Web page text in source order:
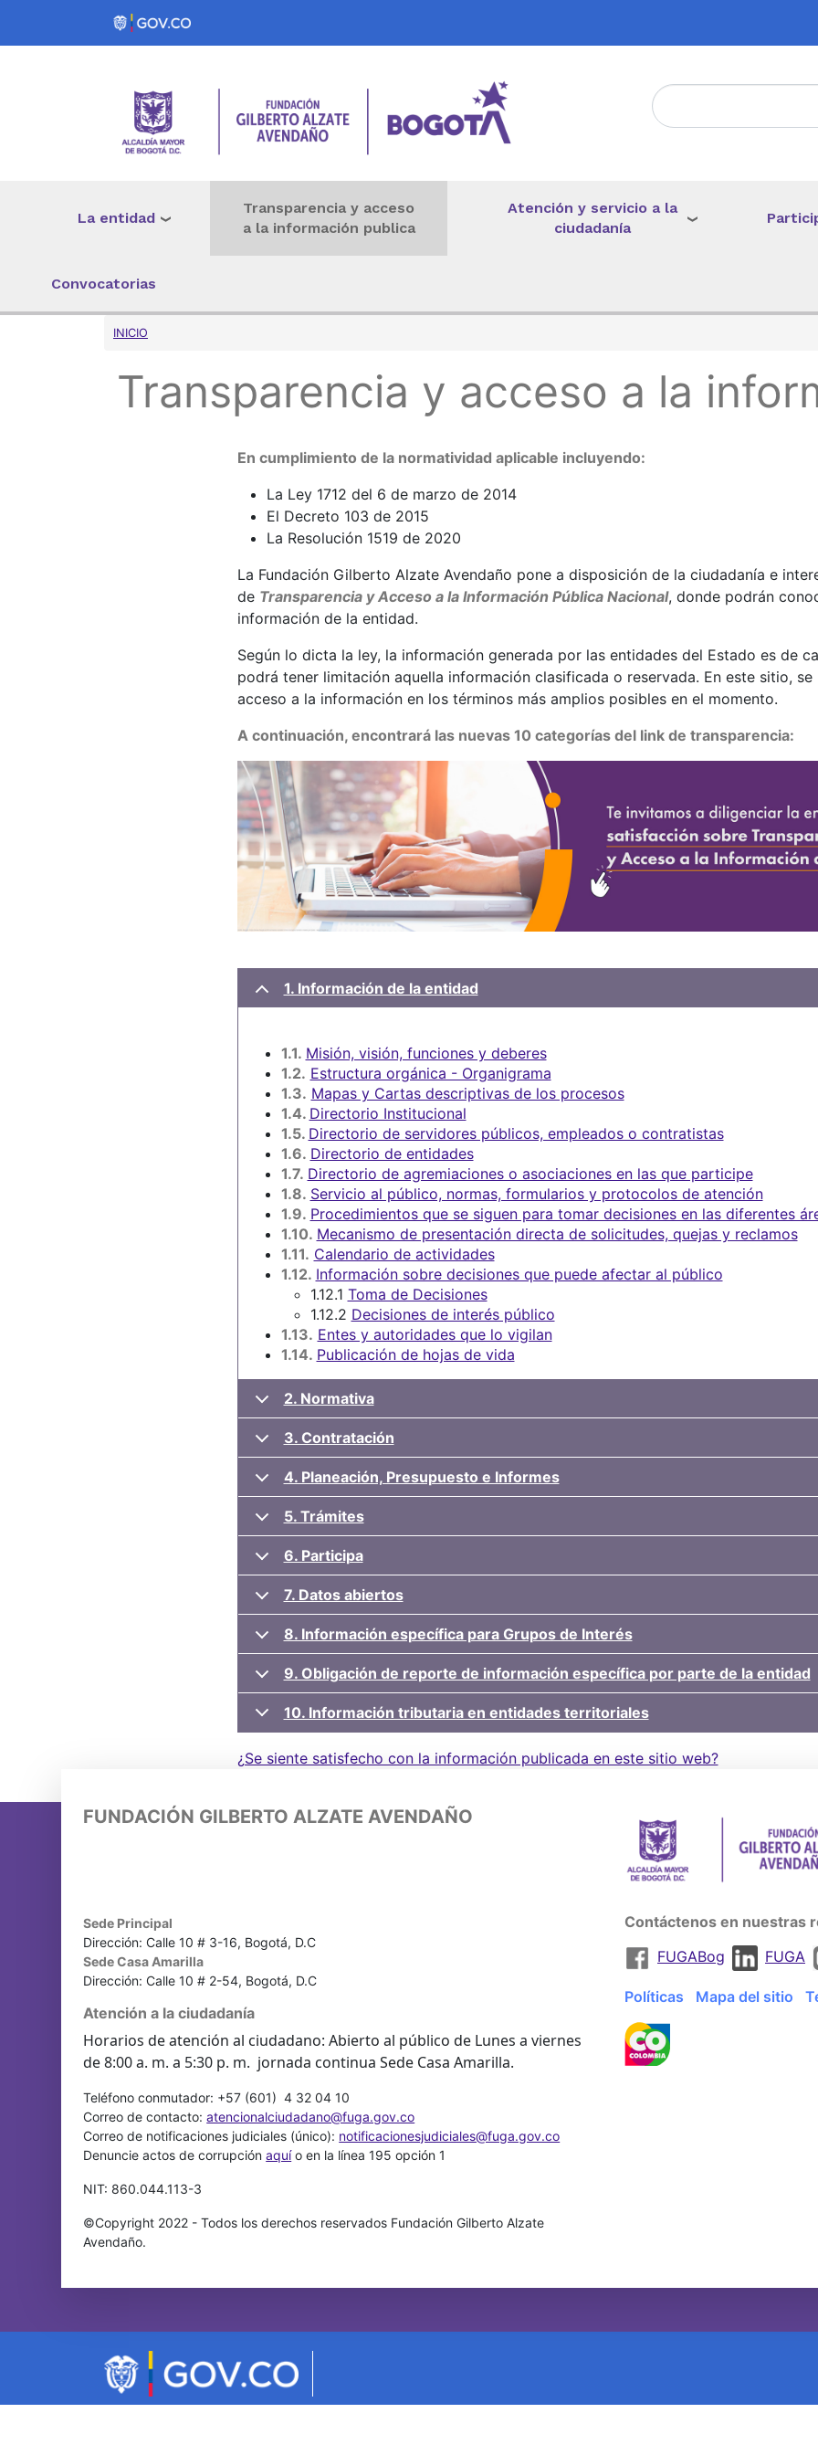
Pasar al contenido principal
La entidad
Transparencia y acceso
a la información publica
Atención y servicio a la
ciudadanía
Convocatorias
Sobrescribir enlaces de ayuda a la navegación
INICIO
Transparencia y acceso a la
En cumplimiento de la normatividad aplicable incluyendo:
La Ley 1712 del 6 de marzo de 2014
El Decreto 103 de 2015
La Resolución 1519 de 2020
La Fundación Gilberto Alzate Avendaño pone a disposición de la ciudadanía e
de Transparencia y Acceso a la Información Pública Nacional, donde podrán
información de la entidad.
Según lo dicta la ley, la información generada por las entidades del Estado es de
podrá tener limitación aquella información clasificada o reservada. En este sitio,
acceso a la información en los términos más amplios posibles en el momento.
A continuación, encontrará las nuevas 10 categorías del link de transparencia:
1. Información de la entidad
1.1. Misión, visión, funciones y deberes
1.2. Estructura orgánica - Organigrama
1.3. Mapas y Cartas descriptivas de los procesos
1.4. Directorio Institucional
1.5. Directorio de servidores públicos, empleados o contratistas
1.6. Directorio de entidades
1.7. Directorio de agremiaciones o asociaciones en las que participe
1.8. Servicio al público, normas, formularios y protocolos de atención
1.9. Procedimientos que se siguen para tomar decisiones en las diferentes
1.10. Mecanismo de presentación directa de solicitudes, quejas y reclamos
1.11. Calendario de actividades
1.12. Información sobre decisiones que puede afectar al público
1.12.1 Toma de Decisiones
1.12.2 Decisiones de interés público
1.13. Entes y autoridades que lo vigilan
1.14. Publicación de hojas de vida
2. Normativa
3. Contratación
4. Planeación, Presupuesto e Informes
5. Trámites
6. Participa
7. Datos abiertos
8. Información específica para Grupos de Interés
9. Obligación de reporte de información específica por parte de la entidad
10. Información tributaria en entidades territoriales
¿Se siente satisfecho con la información publicada en este sitio web?
FUNDACIÓN GILBERTO ALZATE AVENDAÑO
Sede Principal
Dirección: Calle 10 # 3-16, Bogotá, D.C
Sede Casa Amarilla
Dirección: Calle 10 # 2-54, Bogotá, D.C
Atención a la ciudadanía
Horarios de atención al ciudadano: Abierto al público de Lunes a viernes
de 8:00 a. m. a 5:30 p. m. jornada continua Sede Casa Amarilla.
Teléfono conmutador: +57 (601) 4 32 04 10
Correo de contacto:atencionalciudadano@fuga.gov.co
Correo de notificaciones judiciales (único): notificacionesjudiciales@fuga.gov.co
Denuncie actos de corrupciónaquío en la línea 195 opción 1
NIT: 860.044.113-3
©Copyright 2022 - Todos los derechos reservados Fundación Gilberto Alzate
Avendaño.
Contáctenos en nuestras
FUGABog
FUGA
Políticas Mapa del sitio